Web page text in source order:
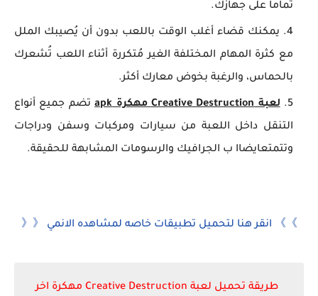
تماماً على جهازك.
يمكنك قضاء أغلب الوقت باللعب بدون أن يُصيبك الملل
مع كثرة المهام المختلفة الغير مُتكررة أثناء اللعب تُشعرك
بالحماس، والرغبة بخوض معارك أكثر.
لعبة Creative Destruction مهكرة apk
تضم جميع أنواع
التنقل داخل اللعبة من سيارات ومركبات وسفن ودراجات
وتتمتعايضاا ب الجرافيك والرسومات المشابهة للحقيقة.
》》 انقر هنا لتحميل تطبيقات خاصه لمشاهده الانمي 《《
طريقة تحميل لعبة Creative Destruction مهكرة اخر